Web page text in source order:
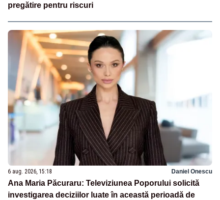
pregătire pentru riscuri
6 aug. 2026, 15:18 Daniel Onescu
Ana Maria Păcuraru: Televiziunea Poporului solicită
investigarea deciziilor luate în această perioadă de